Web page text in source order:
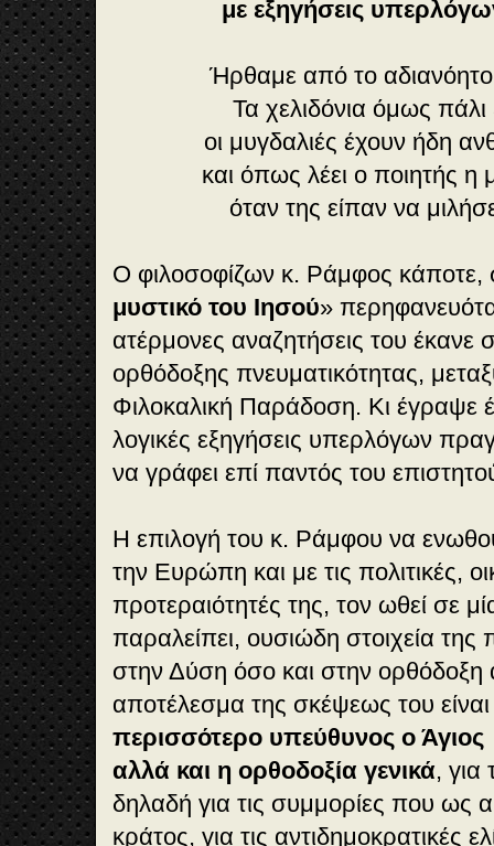
με εξηγήσεις
Ήρθαμε από το
Τα χελιδόνια όμως
οι μυγδαλιές έχουν ήδη
και όπως λέει ο ποιητής η
όταν της είπαν να
Ο φιλοσοφίζων κ. Ράμφος κάποτε,
μυστικό του Ιησού»
ατέρμονες αναζητήσεις του έκανε
ορθόδοξης πνευματικότητας,
Φιλοκαλική Παράδοση. Κι έγραψε
λογικές εξηγήσεις υπερλόγων
να γράφει επί παντός του
Η επιλογή του κ. Ράμφου να
την Ευρώπη και με τις πολιτικές,
προτεραιότητές της, τον ωθεί σε
παραλείπει, ουσιώδη στοιχεία της
στην Δύση όσο και στην ορθόδοξη
αποτέλεσμα της σκέψεως του
περισσότερο υπεύθυνος ο
αλλά και η ορθοδοξία γενικά, για
δηλαδή για τις συμμορίες που ως
κράτος, για τις αντιδημοκρατικές